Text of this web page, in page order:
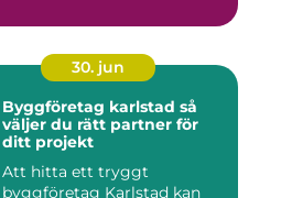
30. jun
Byggföretag karlstad så
väljer du rätt partner för
ditt projekt
Att hitta ett tryggt
byggföretag Karlstad kan